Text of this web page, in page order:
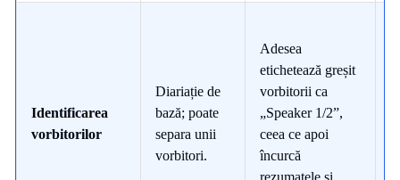
Identificarea
vorbitorilor
Diariație de
bază; poate
separa unii
vorbitori.
Adesea
etichetează greșit
vorbitorii ca
„Speaker 1/2”,
ceea ce apoi
încurcă
rezumatele și